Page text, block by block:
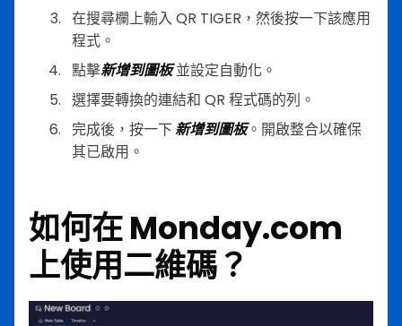
在搜尋欄上輸入 QR TIGER，然後按一下該應用
程式。
點擊新增到圖板並設定自動化。
選擇要轉換的連結和 QR 程式碼的列。
完成後，按一下新增到圖板。開啟整合以確保
其已啟用。
如何在 Monday.com
上使用二維碼？